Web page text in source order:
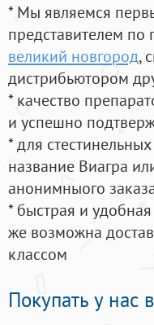
* Мы являемся
представителем
великий новгород,
дистрибьютором
* качество
и успешно
* для
название Виагра
анонимныого
* быстрая и
же возможна
классом
Покупать у нас